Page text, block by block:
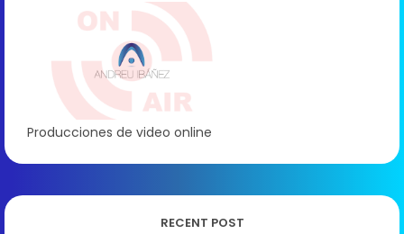
Producciones de video online
RECENT POST